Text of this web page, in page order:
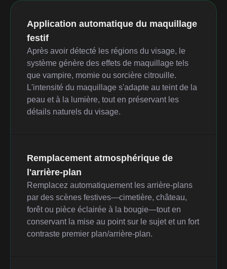
Application automatique du maquillage
festif
Après avoir détecté les régions du visage, le
système génère des effets de maquillage tels
que vampire, momie ou sorcière citrouille.
L'intensité du maquillage s'adapte au teint de la
peau et à la lumière, tout en préservant les
détails naturels du visage.
Remplacement atmosphérique de
l'arrière-plan
Remplacez automatiquement les arrière-plans
par des scènes festives—cimetière, château,
forêt ou pièce éclairée à la bougie—tout en
conservant la mise au point sur le sujet et un fort
contraste premier plan/arrière-plan.